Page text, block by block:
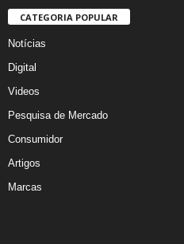
CATEGORIA POPULAR
Notícias
Digital
Videos
Pesquisa de Mercado
Consumidor
Artigos
Marcas